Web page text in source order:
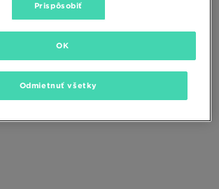
Zmeňte kritériá vyhľadávania alebo
odstráňte vybrané filtre
Prispôsobiť
Odmietnuť všetky
OK